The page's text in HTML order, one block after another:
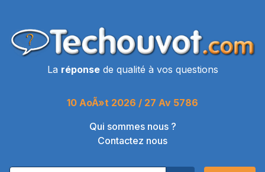
La réponsede qualité à vos questions
10 AoÃ»t 2026 / 27 Av 5786
Qui sommes nous ?
Contactez nous